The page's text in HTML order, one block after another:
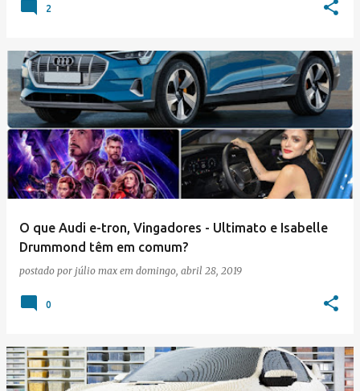
2
O que Audi e-tron, Vingadores - Ultimato e Isabelle
Drummond têm em comum?
postado por júlio max em domingo, abril 28, 2019
0